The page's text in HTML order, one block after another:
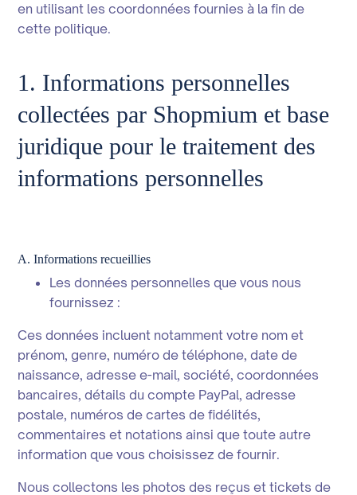
en utilisant les coordonnées fournies à la fin de
cette politique.
1. Informations personnelles
collectées par Shopmium et base
juridique pour le traitement des
informations personnelles
A. Informations recueillies
Les données personnelles que vous nous
fournissez :
Ces données incluent notamment votre nom et
prénom, genre, numéro de téléphone, date de
naissance, adresse e-mail, société, coordonnées
bancaires, détails du compte PayPal, adresse
postale, numéros de cartes de fidélités,
commentaires et notations ainsi que toute autre
information que vous choisissez de fournir.
Nous collectons les photos des reçus et tickets de